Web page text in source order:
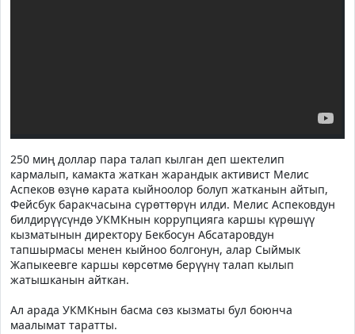
250 миң доллар пара талап кылган деп шектелип
кармалып, камакта жаткан жарандык активист Мелис
Аспеков өзүнө карата кыйноолор болуп жатканын айтып,
Фейсбук баракчасына сүрөттөрүн илди. Мелис Аспековдун
билдирүүсүндө УКМКнын коррупцияга каршы күрөшүү
кызматынын директору Бекбосун Абсатаровдун
тапшырмасы менен кыйноо болгонун, алар Сыймык
Жапыкеевге каршы көрсөтмө берүүнү талап кылып
жатышканын айткан.
Ал арада УКМКнын басма сөз кызматы бул боюнча
маалымат таратты.